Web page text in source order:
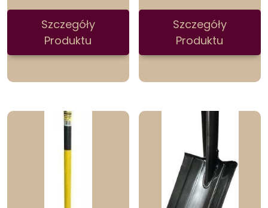
Szczegóły
Produktu
Szczegóły
Produktu